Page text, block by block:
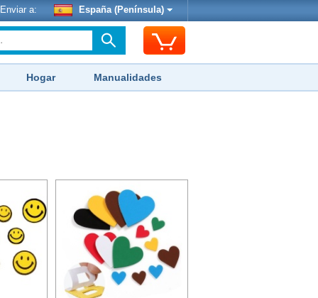
Enviar a: España (Península)
Hogar Manualidades